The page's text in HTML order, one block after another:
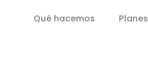
Qué hacemos Planes